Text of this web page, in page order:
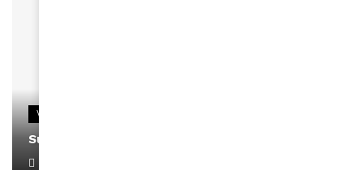
VIDEOS
Support Black Business Wee-kend